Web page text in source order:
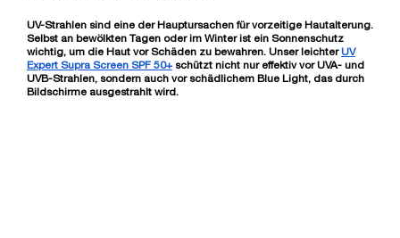
UV-Strahlen sind eine der Hauptursachen für vorzeitige Hautalterung.
Selbst an bewölkten Tagen oder im Winter ist ein Sonnenschutz
wichtig, um die Haut vor Schäden zu bewahren. Unser leichterUV
Expert Supra Screen SPF 50+ schützt nicht nur effektiv vor UVA- und
UVB-Strahlen, sondern auch vor schädlichem Blue Light, das durch
Bildschirme ausgestrahlt wird.